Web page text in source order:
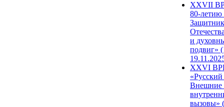
ХХVII
80-
и
подвиг»
XXVI
Внешние
вызовы»